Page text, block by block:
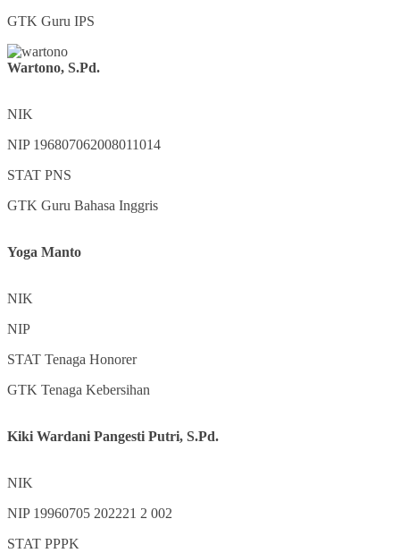
GTK Guru IPS
Wartono, S.Pd.
NIK
NIP 196807062008011014
STAT PNS
GTK Guru Bahasa Inggris
Yoga Manto
NIK
NIP
STAT Tenaga Honorer
GTK Tenaga Kebersihan
Kiki Wardani Pangesti Putri, S.Pd.
NIK
NIP 19960705 202221 2 002
STAT PPPK